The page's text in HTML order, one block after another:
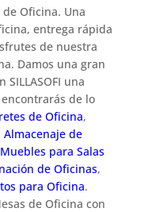
Oficina. Una
entrega rápida
de nuestra
Damos una gran
una
de lo
de Oficina,
de
Muebles para Salas
de Oficinas,
para Oficina.
de Oficina con